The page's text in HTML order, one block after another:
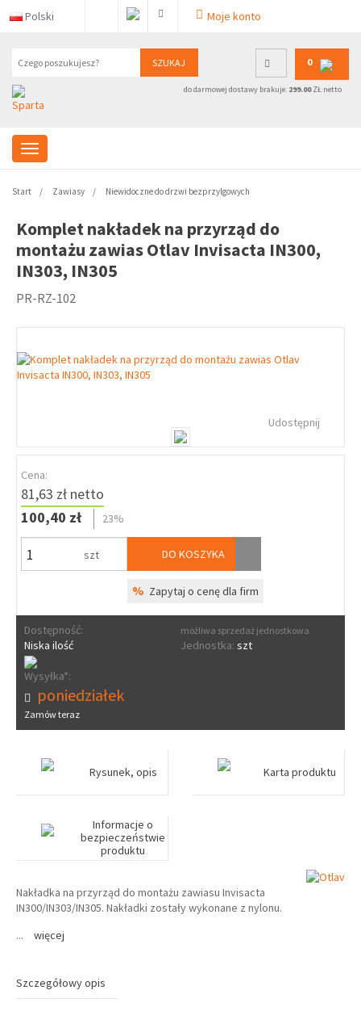
Polski Moje konto
SZUKAJ 0
do darmowej dostawy brakuje: 299.00ZŁ netto
Start Zawiasy Niewidoczne do drzwi bezprzylgowych
Komplet nakładek na przyrząd do
montażu zawias Otlav Invisacta IN300,
IN303, IN305
PR-RZ-102
Udostępnij
Cena:
81,63 zł netto
100,40 zł
23%
szt DO KOSZYKA
% Zapytaj o cenę dla firm
Dostępność:
Niska ilość
możliwa sprzedaż jednostkowa
Jednostka: szt
Wysyłka*:
poniedziałek
Zamów teraz
Rysunek, opis Karta produktu
Informacje o
bezpieczeństwie
produktu
Nakładka na przyrząd do montażu zawiasu Invisacta
IN300/IN303/IN305. Nakładki zostały wykonane z nylonu.
...
więcej
Szczegółowy opis